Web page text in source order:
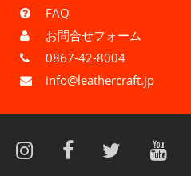
FAQ
お問合せフォーム
0867-42-8004
info@leathercraft.jp